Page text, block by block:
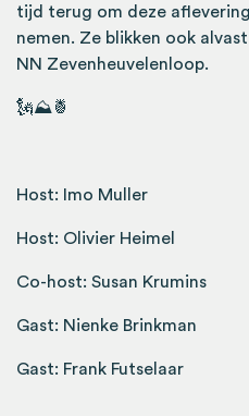
tijd terug om deze
nemen. Ze blikken ook
NN Zevenheuvelenloop.
🗽⛰🍍
Host: Imo Muller
Host: Olivier Heimel
Co-host: Susan Krumins
Gast: Nienke Brinkman
Gast: Frank Futselaar